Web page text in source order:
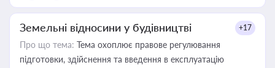
Земельні відносини у будівництві +17
Про що тема: Тема охоплює правове регулювання
підготовки, здійснення та введення в експлуатацію